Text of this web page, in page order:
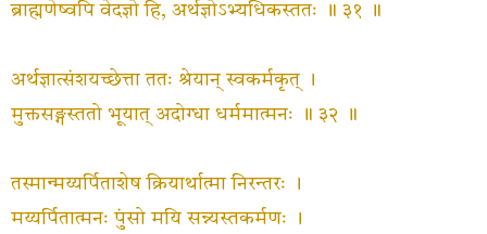
ब्राह्मणेष्वपि वेदज्ञो हि, अर्थज्ञोऽभ्यधिकस्ततः ॥ ३१ ॥
अर्थज्ञात्संशयच्छेत्ता ततः श्रेयान् स्वकर्मकृत् ।
मुक्तसङ्गस्ततो भूयात् अदोग्धा धर्ममात्मनः ॥ ३२ ॥
तस्मान्मय्यर्पिताशेष क्रियार्थात्मा निरन्तरः ।
मय्यर्पितात्मनः पुंसो मयि सन्न्यस्तकर्मणः ।